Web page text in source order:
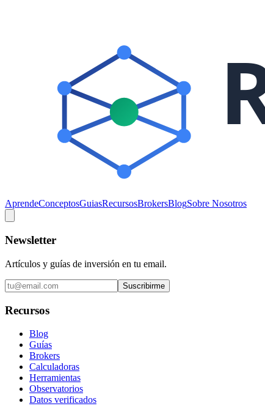
AprendeConceptosGuiasRecursosBrokersBlogSobre Nosotros
Newsletter
Artículos y guías de inversión en tu email.
Suscribirme
Recursos
Blog
Guías
Brokers
Calculadoras
Herramientas
Observatorios
Datos verificados